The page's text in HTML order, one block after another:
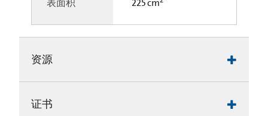
表面积 225 cm
资源
证书